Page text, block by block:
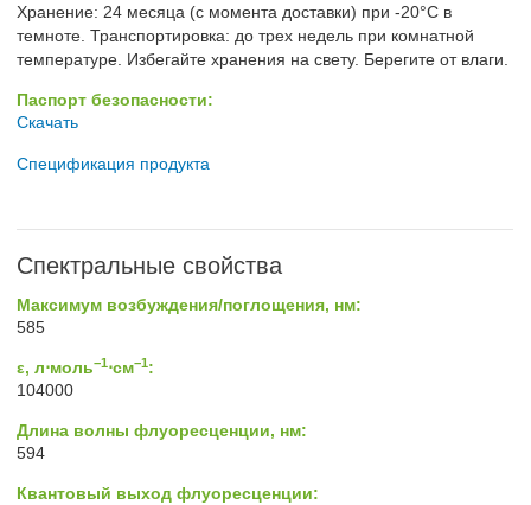
Хранение: 24 месяца (с момента доставки) при -20°C в
темноте. Транспортировка: до трех недель при комнатной
температуре. Избегайте хранения на свету. Берегите от влаги.
Паспорт безопасности:
Скачать
Спецификация продукта
Спектральные свойства
Максимум возбуждения/поглощения, нм:
585
ε, л⋅моль−1⋅см−1:
104000
Длина волны флуоресценции, нм:
594
Квантовый выход флуоресценции: